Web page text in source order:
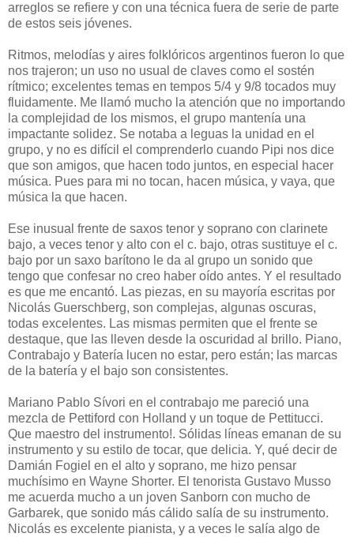
arreglos se refiere y con una técnica fuera de serie de parte
de estos seis jóvenes.
Ritmos, melodías y aires folklóricos argentinos fueron lo que
nos trajeron; un uso no usual de claves como el sostén
rítmico; excelentes temas en tempos 5/4 y 9/8 tocados muy
fluidamente. Me llamó mucho la atención que no importando
la complejidad de los mismos, el grupo mantenía una
impactante solidez. Se notaba a leguas la unidad en el
grupo, y no es difícil el comprenderlo cuando Pipi nos dice
que son amigos, que hacen todo juntos, en especial hacer
música. Pues para mi no tocan, hacen música, y vaya, que
música la que hacen.
Ese inusual frente de saxos tenor y soprano con clarinete
bajo, a veces tenor y alto con el c. bajo, otras sustituye el c.
bajo por un saxo barítono le da al grupo un sonido que
tengo que confesar no creo haber oído antes. Y el resultado
es que me encantó. Las piezas, en su mayoría escritas por
Nicolás Guerschberg, son complejas, algunas oscuras,
todas excelentes. Las mismas permiten que el frente se
destaque, que las lleven desde la oscuridad al brillo. Piano,
Contrabajo y Batería lucen no estar, pero están; las marcas
de la batería y el bajo son consistentes.
Mariano Pablo Sívori en el contrabajo me pareció una
mezcla de Pettiford con Holland y un toque de Pettitucci.
Que maestro del instrumento!. Sólidas líneas emanan de su
instrumento y su estilo de tocar, que delicia. Y, qué decir de
Damián Fogiel en el alto y soprano, me hizo pensar
muchísimo en Wayne Shorter. El tenorista Gustavo Musso
me acuerda mucho a un joven Sanborn con mucho de
Garbarek, que sonido más cálido salía de su instrumento.
Nicolás es excelente pianista, y a veces le salía algo de